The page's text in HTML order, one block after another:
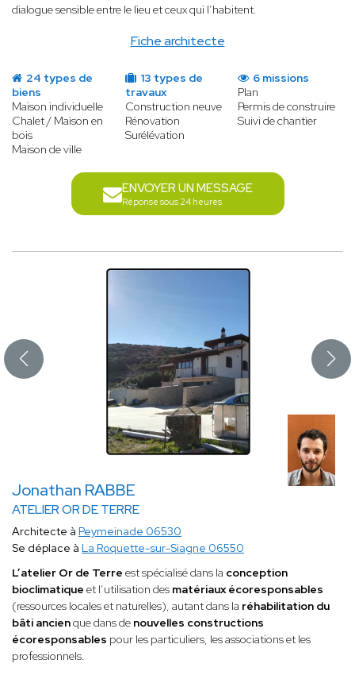
Fiche architecte
dialogue sensible entre le lieu et ceux qui l’habitent.
24 types de
biens
Maison individuelle
Chalet / Maison en
bois
Maison de ville
13 types de
travaux
Construction neuve
Rénovation
Surélévation
6 missions
Plan
Permis de construire
Suivi de chantier
ENVOYER UN MESSAGE
Réponse sous 24 heures
Jonathan RABBE
ATELIER OR DE TERRE
Architecte à Peymeinade 06530
Se déplace à La Roquette-sur-Siagne 06550
L’atelier Or de Terre est spécialisé dans la conception
bioclimatique et l’utilisation des matériaux écoresponsables
(ressources locales et naturelles), autant dans la réhabilitation du
bâti ancienque dans de nouvelles constructions
écoresponsables pour les particuliers, les associations et les
professionnels.